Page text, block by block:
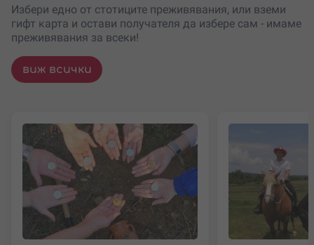
Избери едно от стотиците преживявания, или вземи
гифт карта и остави получателя да избере сам - имаме
преживявания за всеки!
виж всички